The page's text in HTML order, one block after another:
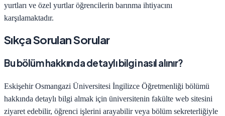
yurtları ve özel yurtlar öğrencilerin barınma ihtiyacını
karşılamaktadır.
Sıkça Sorulan Sorular
Bu bölüm hakkında detaylı bilgi nasıl alınır?
Eskişehir Osmangazi Üniversitesi İngilizce Öğretmenliği bölümü
hakkında detaylı bilgi almak için üniversitenin fakülte web sitesini
ziyaret edebilir, öğrenci işlerini arayabilir veya bölüm sekreterliğiyle